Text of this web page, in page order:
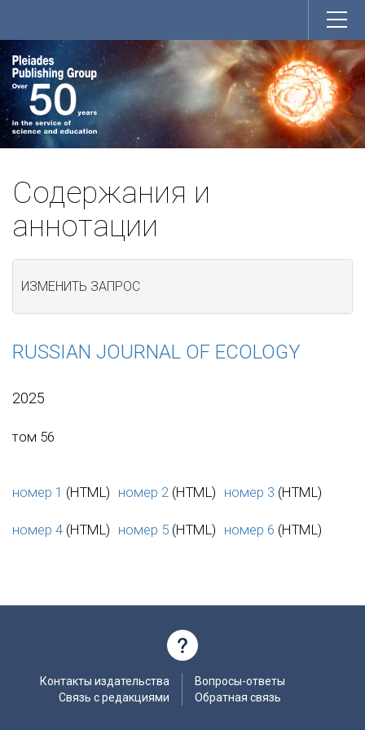
Содержания и
аннотации
ИЗМЕНИТЬ ЗАПРОС
RUSSIAN JOURNAL OF ECOLOGY
2025
том 56
номер 1 (HTML) номер 2 (HTML) номер 3 (HTML)
номер 4 (HTML) номер 5 (HTML) номер 6 (HTML)
Контакты издательства
Связь с редакциями
Вопросы-ответы
Обратная связь